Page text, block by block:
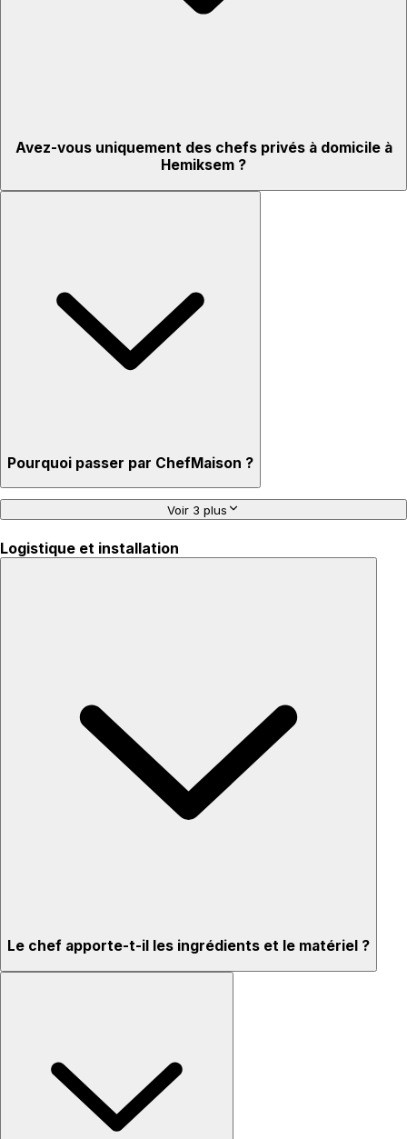
Avez-vous uniquement des chefs privés à domicile à
Hemiksem ?
Pourquoi passer par ChefMaison ?
Voir 3 plus
Logistique et installation
Le chef apporte-t-il les ingrédients et le matériel ?